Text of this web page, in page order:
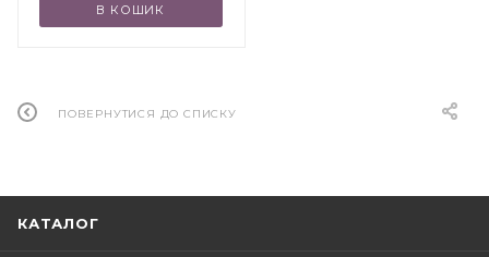
В КОШИК
ПОВЕРНУТИСЯ ДО СПИСКУ
КАТАЛОГ